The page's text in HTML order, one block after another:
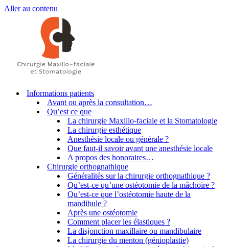
Aller au contenu
Informations patients
Avant ou après la consultation…
Qu’est ce que
La chirurgie Maxillo-faciale et la Stomatologie
La chirurgie esthétique
Anesthésie locale ou générale ?
Que faut-il savoir avant une anesthésie locale
A propos des honoraires…
Chirurgie orthognathique
Généralités sur la chirurgie orthognathique ?
Qu’est-ce qu’une ostéotomie de la mâchoire ?
Qu’est-ce que l’ostéotomie haute de la
mandibule ?
Après une ostéotomie
Comment placer les élastiques ?
La disjonction maxillaire ou mandibulaire
La chirurgie du menton (génioplastie)